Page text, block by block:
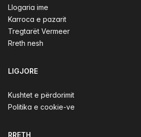
Llogaria ime
Karroca e pazarit
Tregtarët Vermeer
Rreth nesh
LIGJORE
Kushtet e përdorimit
Politika e cookie-ve
RRETH